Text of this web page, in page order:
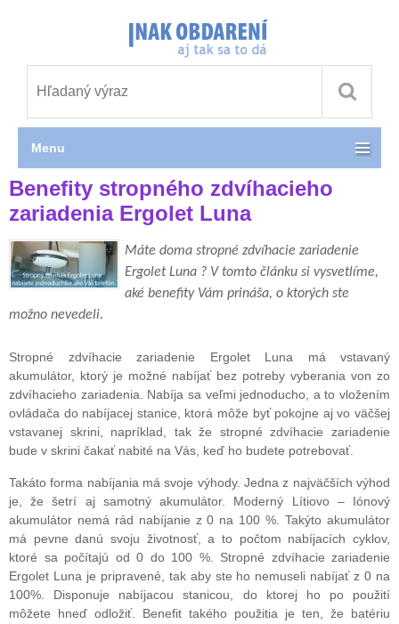
Benefity stropného zdvíhacieho
zariadenia Ergolet Luna
Máte doma stropné zdvíhacie zariadenie
Ergolet Luna ? V tomto článku si vysvetlíme,
aké benefity Vám prináša, o ktorých ste
možno nevedeli.
Stropné zdvíhacie zariadenie Ergolet Luna má vstavaný
akumulátor, ktorý je možné nabíjať bez potreby vyberania von zo
zdvíhacieho zariadenia. Nabíja sa veľmi jednoducho, a to vložením
ovládača do nabíjacej stanice, ktorá môže byť pokojne aj vo väčšej
vstavanej skrini, napríklad, tak že stropné zdvíhacie zariadenie
bude v skrini čakať nabité na Vás, keď ho budete potrebovať.
Takáto forma nabíjania má svoje výhody. Jedna z najväčších výhod
je, že šetrí aj samotný akumulátor. Moderný Lítiovo – Iónový
akumulátor nemá rád nabíjanie z 0 na 100 %. Takýto akumulátor
má pevne danú svoju životnosť, a to počtom nabíjacích cyklov,
ktoré sa počítajú od 0 do 100 %. Stropné zdvíhacie zariadenie
Ergolet Luna je pripravené, tak aby ste ho nemuseli nabíjať z 0 na
100%. Disponuje nabíjacou stanicou, do ktorej ho po použití
môžete hneď odložiť. Benefit takého použitia je ten, že batériu
Menu